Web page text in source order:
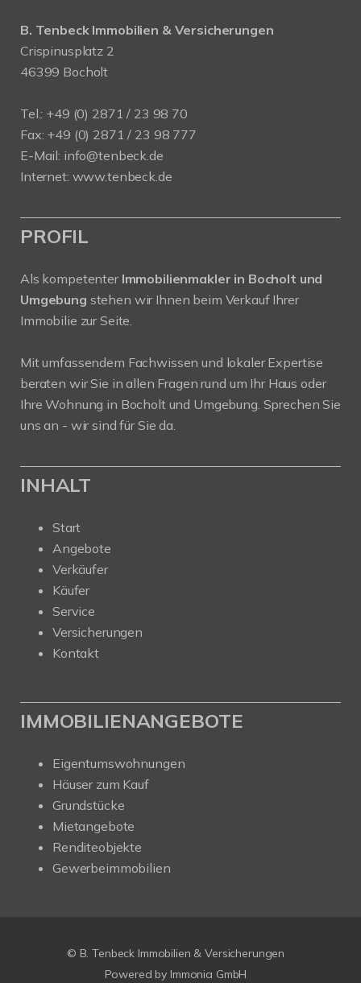
B. Tenbeck Immobilien & Versicherungen
Crispinusplatz 2
46399 Bocholt
Tel.: +49 (0) 2871 / 23 98 70
Fax: +49 (0) 2871 / 23 98 777
E-Mail: info@tenbeck.de
Internet: www.tenbeck.de
PROFIL
Als kompetenter Immobilienmakler in Bocholt und
Umgebung stehen wir Ihnen beim Verkauf Ihrer
Immobilie zur Seite.
Mit umfassendem Fachwissen und lokaler Expertise
beraten wir Sie in allen Fragen rund um Ihr Haus oder
Ihre Wohnung in Bocholt und Umgebung. Sprechen Sie
uns an - wir sind für Sie da.
INHALT
Start
Angebote
Verkäufer
Käufer
Service
Versicherungen
Kontakt
IMMOBILIENANGEBOTE
Eigentumswohnungen
Häuser zum Kauf
Grundstücke
Mietangebote
Renditeobjekte
Gewerbeimmobilien
© B. Tenbeck Immobilien & Versicherungen
Powered by Immonia GmbH